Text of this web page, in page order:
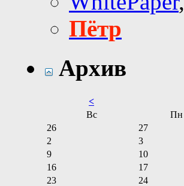
Пётр
Архив
<
Вс
Пн
26
27
2
3
9
10
16
17
23
24